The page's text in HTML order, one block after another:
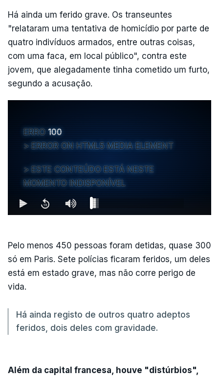
Há ainda um ferido grave. Os transeuntes
"relataram uma tentativa de homicídio por parte de
quatro indivíduos armados, entre outras coisas,
com uma faca, em local público", contra este
jovem, que alegadamente tinha cometido um furto,
segundo a acusação.
ERRO 100
ERROR ON HTML5 MEDIA ELEMENT
ESTE CONTEÚDO ESTÁ NESTE
MOMENTO INDISPONÍVEL
Pelo menos 450 pessoas foram detidas, quase 300
só em Paris. Sete polícias ficaram feridos, um deles
está em estado grave, mas não corre perigo de
vida.
Há ainda registo de outros quatro adeptos
feridos, dois deles com gravidade.
Além da capital francesa, houve "distúrbios",